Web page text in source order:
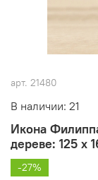
арт. 21480
В наличии: 21
Икона
дереве: 125 х
-27%